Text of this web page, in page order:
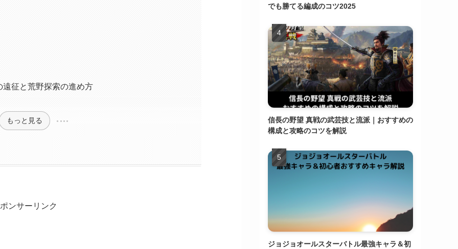
征と荒野探索の進め方
もっと見る
ンサーリンク
でも勝てる編成のコツ2025
信長の野望 真戦の武芸技と流派｜おすすめの
構成と攻略のコツを解説
ジョジョオールスターバトル最強キャラ＆初